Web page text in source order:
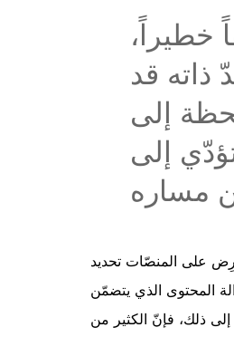
خطيراً،
ذاته قد
إلى
إلى
على المنصّات تحديد
المحتوى الذي يتضمّن
إلى ذلك، فإنّ الكثير من